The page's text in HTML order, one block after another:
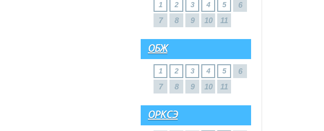
1 2 3 4 5
6
7
8 9 10 11
ОБЖ
1 2 3 4 5
6
7
8 9 10 11
ОРКСЭ